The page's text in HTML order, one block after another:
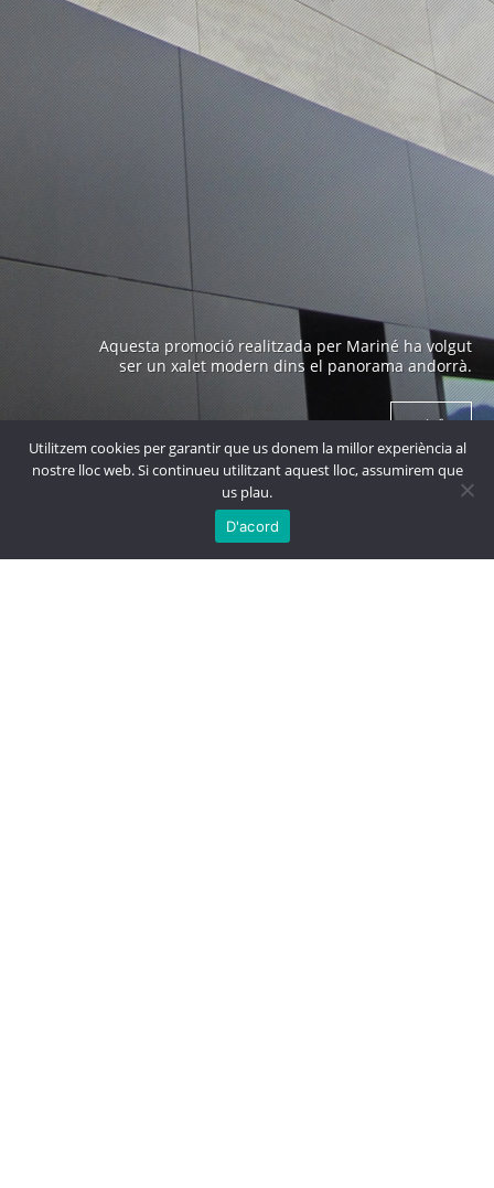
Edifici emblemàtic a Andorra construït als anys 70 i
obra de un arquitecte prestigiós com es en Ricard
Bofill.
+ info
PROJECTES
Utilitzem cookies per garantir que us donem la millor experiència al
nostre lloc web. Si continueu utilitzant aquest lloc, assumirem que
us plau.
D'acord